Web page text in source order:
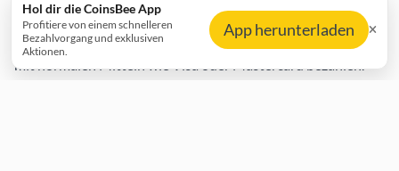
Mail-Adresse für die sichere digitale Zustellung an. Du
kannst dann mit deiner bevorzugten Kryptowährung oder
mit normalen Mitteln wie Visa oder Mastercard bezahlen.
Hol dir die CoinsBee App
Profitiere von einem schnelleren
Bezahlvorgang und exklusiven
Aktionen.
App herunterladen